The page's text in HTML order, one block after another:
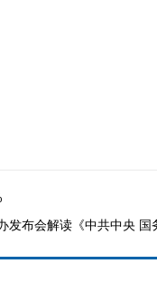
布会解读《中共中央 国